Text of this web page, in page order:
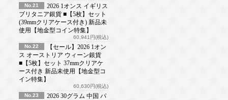
No.21
2026 1オンス イギリス
ブリタニア銀貨 ■【5枚】セット
(39mmクリアケース付き) 新品未
使用【地金型コイン特集】
60,941円(税込)
No.22
【セール】2026 1オン
ス オーストリア ウィーン銀貨
■【5枚】セット 37mmクリアケ
ース付き 新品未使用【地金型コ
イン特集】
60,630円(税込)
No.23
2026 30グラム 中国 パ